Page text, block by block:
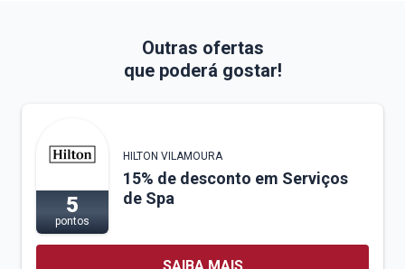
Outras ofertas
que poderá gostar!
5
pontos
HILTON VILAMOURA
15% de desconto em Serviços
de Spa